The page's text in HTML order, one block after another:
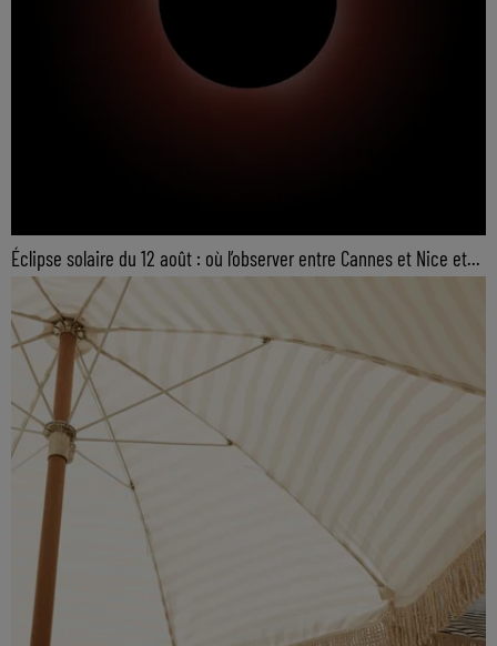
Éclipse solaire du 12 août : où l’observer entre Cannes et Nice et...